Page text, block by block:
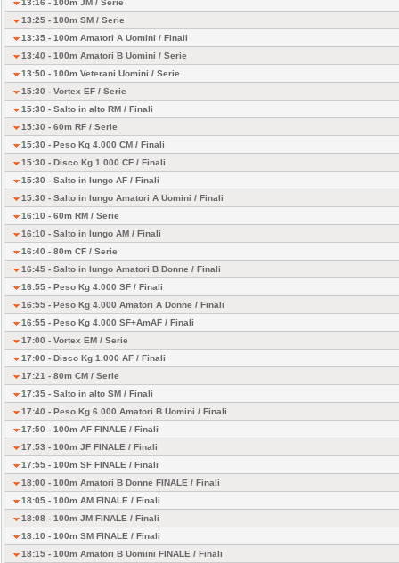
13:16 - 100m JM / Serie
13:25 - 100m SM / Serie
13:35 - 100m Amatori A Uomini / Finali
13:40 - 100m Amatori B Uomini / Serie
13:50 - 100m Veterani Uomini / Serie
15:30 - Vortex EF / Serie
15:30 - Salto in alto RM / Finali
15:30 - 60m RF / Serie
15:30 - Peso Kg 4.000 CM / Finali
15:30 - Disco Kg 1.000 CF / Finali
15:30 - Salto in lungo AF / Finali
15:30 - Salto in lungo Amatori A Uomini / Finali
16:10 - 60m RM / Serie
16:10 - Salto in lungo AM / Finali
16:40 - 80m CF / Serie
16:45 - Salto in lungo Amatori B Donne / Finali
16:55 - Peso Kg 4.000 SF / Finali
16:55 - Peso Kg 4.000 Amatori A Donne / Finali
16:55 - Peso Kg 4.000 SF+AmAF / Finali
17:00 - Vortex EM / Serie
17:00 - Disco Kg 1.000 AF / Finali
17:21 - 80m CM / Serie
17:35 - Salto in alto SM / Finali
17:40 - Peso Kg 6.000 Amatori B Uomini / Finali
17:50 - 100m AF FINALE / Finali
17:53 - 100m JF FINALE / Finali
17:55 - 100m SF FINALE / Finali
18:00 - 100m Amatori B Donne FINALE / Finali
18:05 - 100m AM FINALE / Finali
18:08 - 100m JM FINALE / Finali
18:10 - 100m SM FINALE / Finali
18:15 - 100m Amatori B Uomini FINALE / Finali